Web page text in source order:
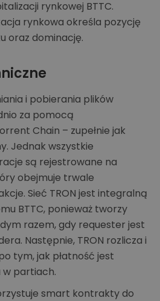
rynkowej BTTC.
rynkowa określa pozycję
oraz dominację.
i pobierania plików
za pomocą
Chain – zupełnie jak
Jednak wszystkie
są rejestrowane na
obejmuje trwale
Sieć TRON jest integralną
BTTC, ponieważ tworzy
razem, gdy requester jest
Następnie, TRON rozlicza i
tym, jak płatność jest
w partiach.
smart kontrakty do